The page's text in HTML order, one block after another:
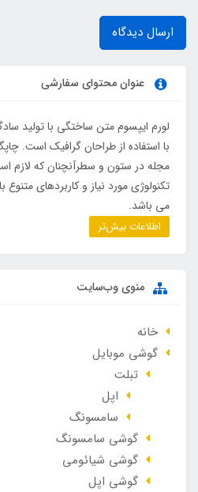
ارسال دیدگاه
عنوان محتوای سفارشی
لورم ایپسوم متن ساختگی با تولید
با استفاده از طراحان گرافیک است.
مجله در ستون و سطرآنچنان که لازم
تکنولوژی مورد نیاز و کاربردهای متنوع
می باشد.
اطلاعات بیش‌تر
منوی وب‌سایت
خانه
گوشی موبایل
تبلت
اپل
سامسونگ
گوشی سامسونگ
گوشی شیائومی
گوشی اپل